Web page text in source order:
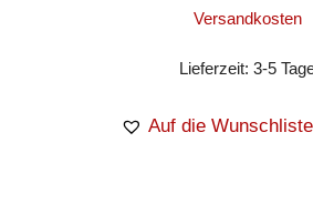
Versandkosten
Lieferzeit:3-5
Auf die